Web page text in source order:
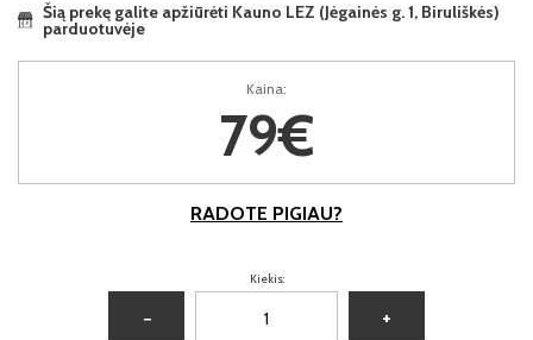
Šią prekę galite apžiūrėti Kauno LEZ (Jėgainės g. 1, Biruliškės)
parduotuvėje
Kaina:
79€
RADOTE PIGIAU?
Kiekis:
− +